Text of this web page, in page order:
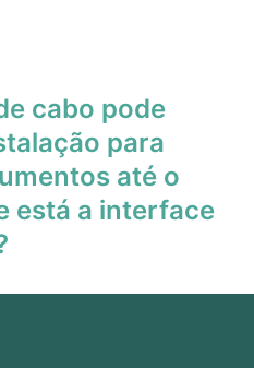
cabo pode
para
até o
está a interface